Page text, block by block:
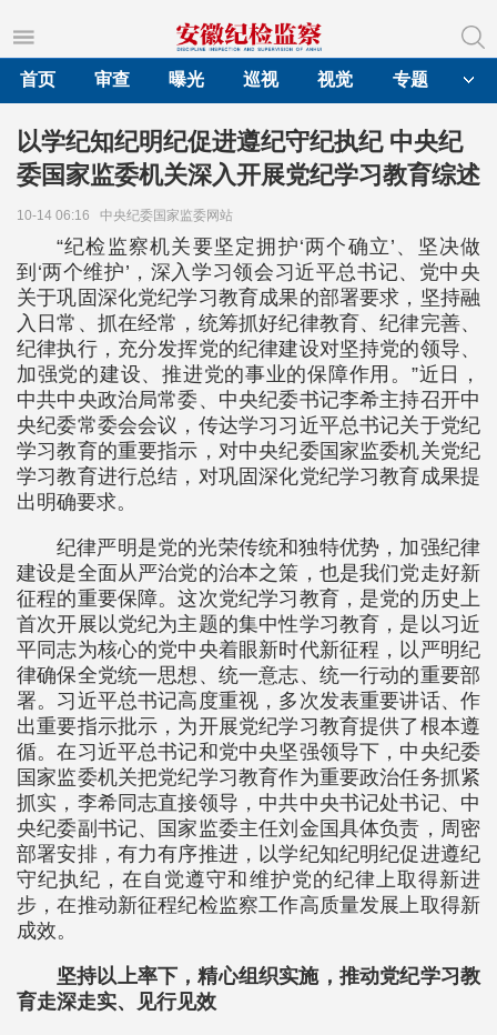
首页
审查 曝光 巡视 视觉 专题
以学纪知纪明纪促进遵纪守纪执纪 中央纪
委国家监委机关深入开展党纪学习教育综述
10-14 06:16 中央纪委国家监委网站
“纪检监察机关要坚定拥护‘两个确立’、坚决做
到‘两个维护’，深入学习领会习近平总书记、党中央
关于巩固深化党纪学习教育成果的部署要求，坚持融
入日常、抓在经常，统筹抓好纪律教育、纪律完善、
纪律执行，充分发挥党的纪律建设对坚持党的领导、
加强党的建设、推进党的事业的保障作用。”近日，
中共中央政治局常委、中央纪委书记李希主持召开中
央纪委常委会会议，传达学习习近平总书记关于党纪
学习教育的重要指示，对中央纪委国家监委机关党纪
学习教育进行总结，对巩固深化党纪学习教育成果提
出明确要求。
纪律严明是党的光荣传统和独特优势，加强纪律
建设是全面从严治党的治本之策，也是我们党走好新
征程的重要保障。这次党纪学习教育，是党的历史上
首次开展以党纪为主题的集中性学习教育，是以习近
平同志为核心的党中央着眼新时代新征程，以严明纪
律确保全党统一思想、统一意志、统一行动的重要部
署。习近平总书记高度重视，多次发表重要讲话、作
出重要指示批示，为开展党纪学习教育提供了根本遵
循。在习近平总书记和党中央坚强领导下，中央纪委
国家监委机关把党纪学习教育作为重要政治任务抓紧
抓实，李希同志直接领导，中共中央书记处书记、中
央纪委副书记、国家监委主任刘金国具体负责，周密
部署安排，有力有序推进，以学纪知纪明纪促进遵纪
守纪执纪，在自觉遵守和维护党的纪律上取得新进
步，在推动新征程纪检监察工作高质量发展上取得新
成效。
坚持以上率下，精心组织实施，推动党纪学习教
育走深走实、见行见效